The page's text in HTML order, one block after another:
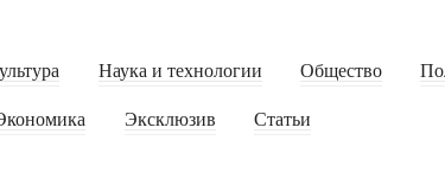
Наука и технологии Общество
Эксклюзив Статьи